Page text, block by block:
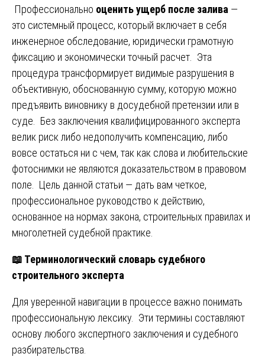
Профессионально оценить ущерб после залива —
это системный процесс, который включает в себя
инженерное обследование, юридически грамотную
фиксацию и экономически точный расчет. Эта
процедура трансформирует видимые разрушения в
объективную, обоснованную сумму, которую можно
предъявить виновнику в досудебной претензии или в
суде. Без заключения квалифицированного эксперта
велик риск либо недополучить компенсацию, либо
вовсе остаться ни с чем, так как слова и любительские
фотоснимки не являются доказательством в правовом
поле. Цель данной статьи — дать вам четкое,
профессиональное руководство к действию,
основанное на нормах закона, строительных правилах и
многолетней судебной практике.
📖 Терминологический словарь судебного
строительного эксперта
Для уверенной навигации в процессе важно понимать
профессиональную лексику. Эти термины составляют
основу любого экспертного заключения и судебного
разбирательства.